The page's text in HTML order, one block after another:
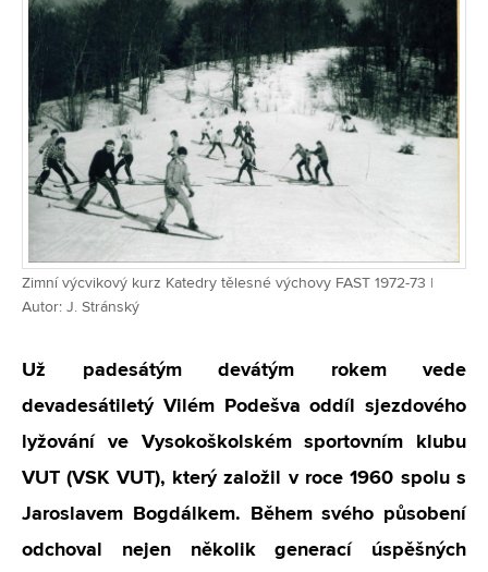
Zimní výcvikový kurz Katedry tělesné výchovy FAST 1972-73 |
Autor: J. Stránský
Už padesátým devátým rokem vede
devadesátiletý Vilém Podešva oddíl sjezdového
lyžování ve Vysokoškolském sportovním klubu
VUT (VSK VUT), který založil v roce 1960 spolu s
Jaroslavem Bogdálkem. Během svého působení
odchoval nejen několik generací úspěšných